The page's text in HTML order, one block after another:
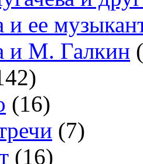
и ее
и М. Галкин
(16)
(7)
(16)